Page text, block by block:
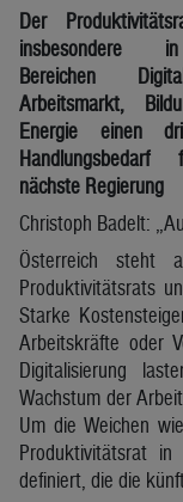
Der
insbesondere
Bereichen
Arbeitsmarkt,
Energie einen
nächste Regierung
Christoph Badelt:
Österreich steht
Produktivitätsrats
Starke
Arbeitskräfte oder
Digitalisierung
Wachstum der
Um die Weichen
Produktivitätsrat in
definiert, die die